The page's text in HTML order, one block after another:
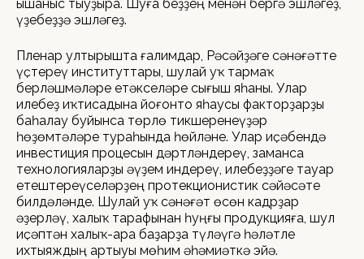
ышаныс тыуҙыра. Шуға беҙҙең менән бергә эшләгеҙ,
үҙебеҙҙә эшләгеҙ.
Пленар ултырышта ғалимдар, Рәсәйҙәге сәнәғәтте
үҫтереү институттары, шулай уҡ тармаҡ
берләшмәләре етәкселәре сығыш яһаны. Улар
илебеҙ иҡтисадына йоғонто яһаусы факторҙарҙы
баһалау буйынса төрлө тикшеренеүҙәр
һөҙөмтәләре тураһында һөйләне. Улар иҫәбендә
инвестиция процесын дәртләндереү, заманса
технологияларҙы әүҙем индереү, илебеҙҙәге тауар
етештереүселәрҙең протекционистик сәйәсәте
билдәләнде. Шулай уҡ сәнәғәт өсөн кадрҙар
әҙерләү, халыҡ тарафынан һуңғы продукцияға, шул
иҫәптән халыҡ-ара баҙарҙа түләүгә һәләтле
ихтыяждың артыуы мөһим әһәмиәткә эйә.